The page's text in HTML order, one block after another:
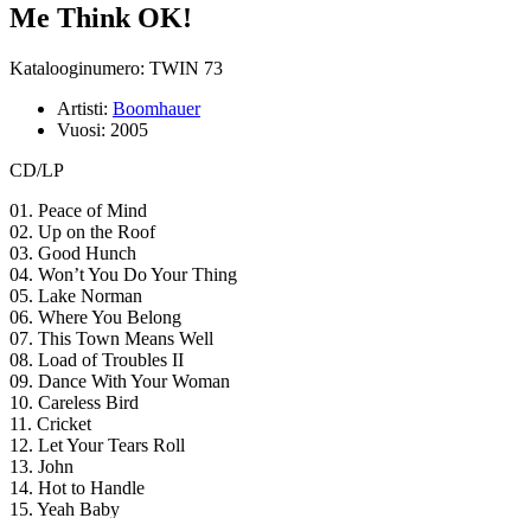
Me Think OK!
Katalooginumero: TWIN 73
Artisti: Boomhauer
Vuosi: 2005
CD/LP
01. Peace of Mind
02. Up on the Roof
03. Good Hunch
04. Won’t You Do Your Thing
05. Lake Norman
06. Where You Belong
07. This Town Means Well
08. Load of Troubles II
09. Dance With Your Woman
10. Careless Bird
11. Cricket
12. Let Your Tears Roll
13. John
14. Hot to Handle
15. Yeah Baby